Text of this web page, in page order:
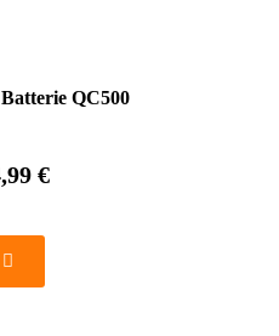
QC500
€